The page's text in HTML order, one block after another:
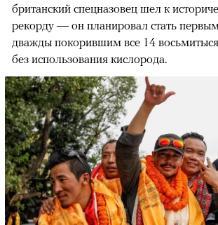
британский спецназовец шел к
рекорду — он планировал стать
дважды покорившим все 14
без использования кислорода.